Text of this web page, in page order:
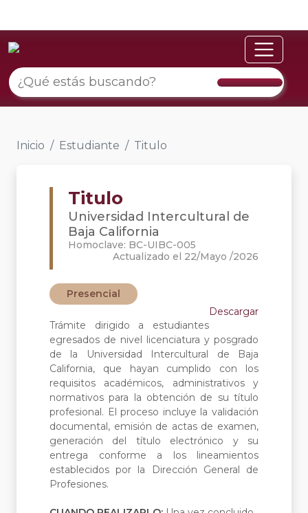
Inicio Estudiante Titulo
Titulo
Universidad Intercultural de
Baja California
Homoclave: BC-UIBC-005
Actualizado el 22/Mayo /2026
Presencial
Descargar
Trámite dirigido a estudiantes
egresados de nivel licenciatura y posgrado
de la Universidad Intercultural de Baja
California, que hayan cumplido con los
requisitos académicos, administrativos y
normativos para la obtención de su título
profesional. El proceso incluye la validación
documental, emisión de actas de examen,
generación del título electrónico y su
entrega conforme a los lineamientos
establecidos por la Dirección General de
Profesiones.